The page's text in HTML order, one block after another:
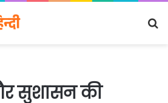
सुशासन की